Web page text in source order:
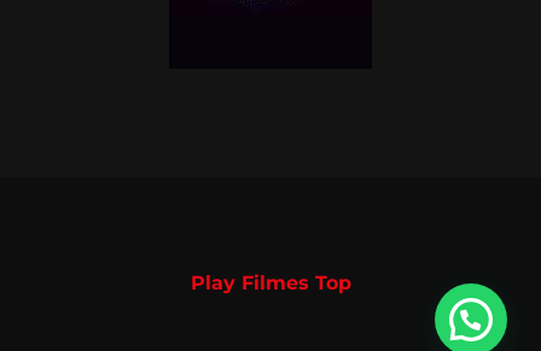
Play Filmes Top